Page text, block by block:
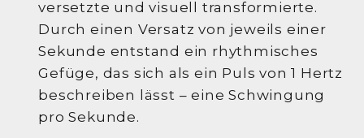
versetzte und visuell transformierte.
Durch einen Versatz von jeweils einer
Sekunde entstand ein rhythmisches
Gefüge, das sich als ein Puls von 1 Hertz
beschreiben lässt – eine Schwingung
pro Sekunde.